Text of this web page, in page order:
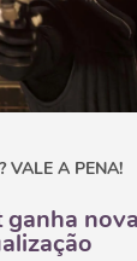
VALE A PENA!